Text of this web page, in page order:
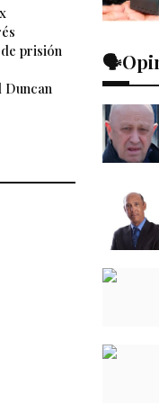
prisión
Duncan